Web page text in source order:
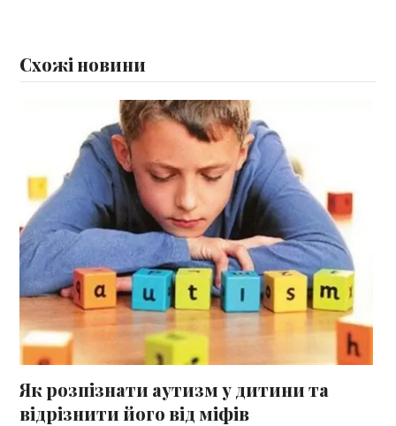
Схожі новини
Як розпізнати аутизм у дитини та
відрізнити його від міфів